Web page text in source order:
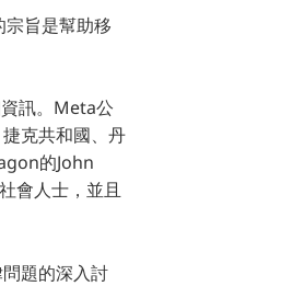
旨是幫助移
訊。Meta公
克共和國、丹
的John
會人士，並且
題的深入討